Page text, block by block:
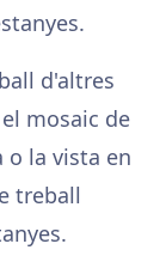
d'altres
mosaic de
o la vista en
treball